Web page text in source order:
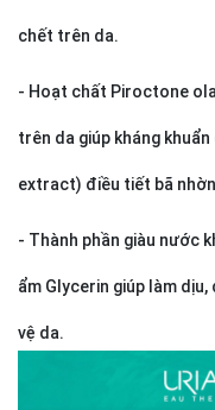
chết trên da.
- Hoạt chất Piroctone
trên da giúp kháng
extract) điều tiết bã
- Thành phần giàu nước
ẩm Glycerin giúp làm
vệ da.